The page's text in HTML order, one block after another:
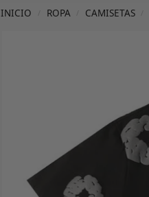
INICIO ROPA CAMISETAS